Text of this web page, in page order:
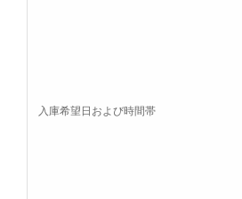
入庫希望日および時間帯